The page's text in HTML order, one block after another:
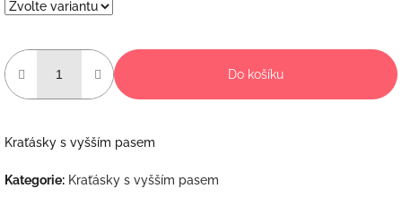
Do košíku
Kraťásky s vyšším pasem
Kategorie: Kraťásky s vyšším pasem